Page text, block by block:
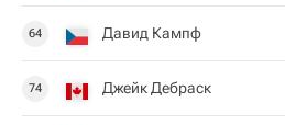
64 Давид Кампф
74 Джейк Дебраск